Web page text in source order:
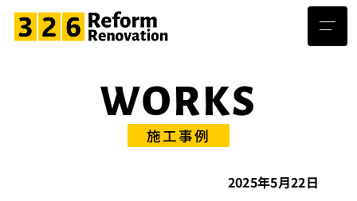
WORKS
施工事例
2025年5月22日